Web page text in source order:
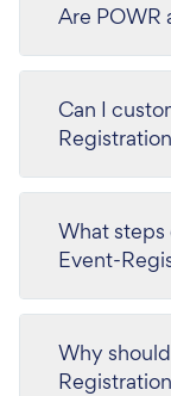
Are POWR
Can I
What
Event-
Why